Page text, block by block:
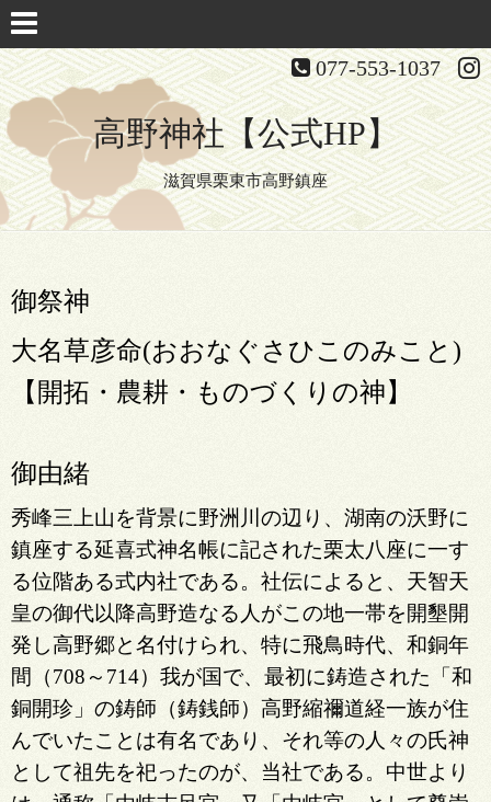
077-553-1037
高野神社【公式HP】
滋賀県栗東市高野鎮座
御祭神
大名草彦命(おおなぐさひこのみこと)
【開拓・農耕・ものづくりの神】
御由緒
秀峰三上山を背景に野洲川の辺り、湖南の沃野に
鎮座する延喜式神名帳に記された栗太八座に一す
る位階ある式内社である。社伝によると、天智天
皇の御代以降高野造なる人がこの地一帯を開墾開
発し高野郷と名付けられ、特に飛鳥時代、和銅年
間（708～714）我が国で、最初に鋳造された「和
銅開珍」の鋳師（鋳銭師）高野縮禰道経一族が住
んでいたことは有名であり、それ等の人々の氏神
として祖先を祀ったのが、当社である。中世より